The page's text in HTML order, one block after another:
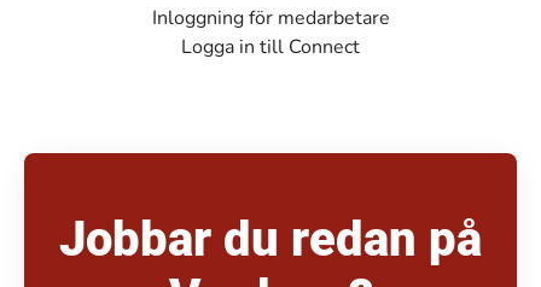
Inloggning för medarbetare
Logga in till Connect
Jobbar du redan på